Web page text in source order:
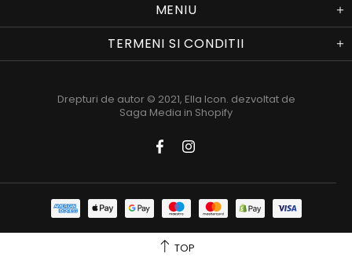
MENIU
TERMENI SI CONDITII
Drepturi de autor © 2021, Ella Icon. dezvoltat de
Saga Media in Shopify
TOP